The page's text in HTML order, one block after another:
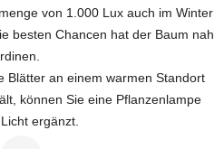
von 1.000 Lux auch im Winter
besten Chancen hat der Baum nah
Blätter an einem warmen Standort
können Sie eine Pflanzenlampe
ergänzt.